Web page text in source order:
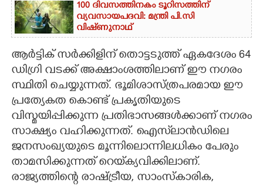
100 ദിവസത്തിനകം ടൂറിസത്തിന്
വ്യവസായപദവി: മന്ത്രി പി.സി
വിഷ്‌ണുനാഥ്
ആർട്ടിക് സർക്കിളിന് തൊട്ടടുത്ത് ഏകദേശം 64
ഡിഗ്രി വടക്ക് അക്ഷാംശത്തിലാണ് ഈ നഗരം
സ്ഥിതി ചെയ്യുന്നത്. ഭൂമിശാസ്ത്രപരമായ ഈ
പ്രത്യേകത കൊണ്ട് പ്രകൃതിയുടെ
വിസ്മയിപ്പിക്കുന്ന പ്രതിഭാസങ്ങൾക്കാണ് നഗരം
സാക്ഷ്യം വഹിക്കുന്നത്. ഐസ്‌ലാൻഡിലെ
ജനസംഖ്യയുടെ മൂന്നിലൊന്നിലധികം പേരും
താമസിക്കുന്നത് റെയ്‌ക്യവിക്കിലാണ്.
രാജ്യത്തിന്റെ രാഷ്ട്രീയ, സാംസ്കാരിക,